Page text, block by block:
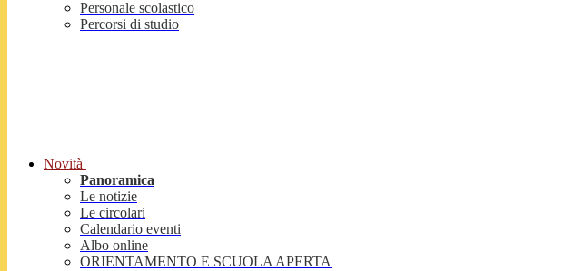
Personale scolastico
Percorsi di studio
Novità
Panoramica
Le notizie
Le circolari
Calendario eventi
Albo online
ORIENTAMENTO E SCUOLA APERTA